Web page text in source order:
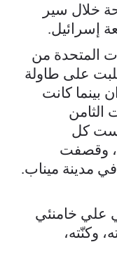
خلال سير
إسرائيل.
المتحدة من
على طاولة
بينما كانت
الثامن
كل
وقصفت
في مدينة ميناب.
علي خامنئي
وكنّته،